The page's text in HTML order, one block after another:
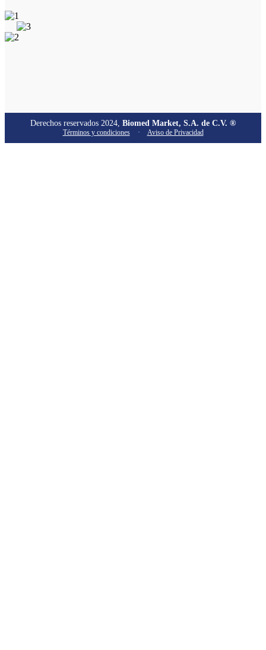
Derechos reservados 2024, Biomed Market, S.A. de C.V. ®
Términos y condiciones · Aviso de Privacidad